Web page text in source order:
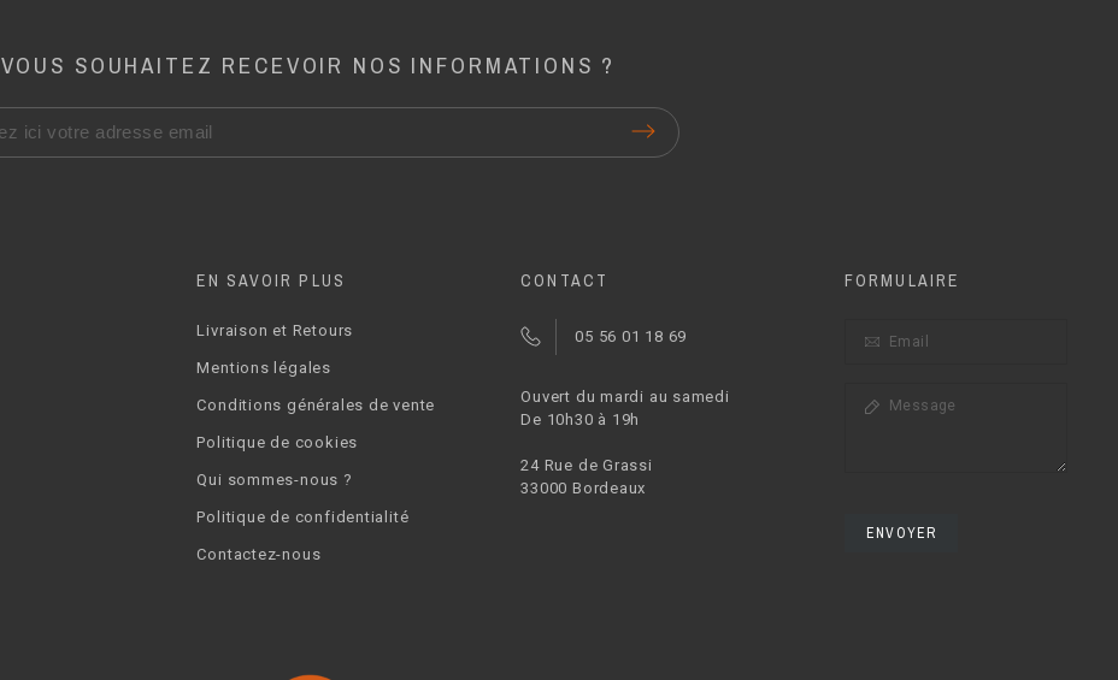
VOUS SOUHAITEZ RECEVOIR NOS INFORMATIONS ?
EN SAVOIR PLUS
Livraison et Retours
Mentions légales
Conditions générales de vente
Politique de cookies
Qui sommes-nous ?
Politique de confidentialité
Contactez-nous
CONTACT
05 56 01 18 69
Ouvert du mardi au samedi
De 10h30 à 19h
24 Rue de Grassi
33000 Bordeaux
FORMULAIRE
ENVOYER